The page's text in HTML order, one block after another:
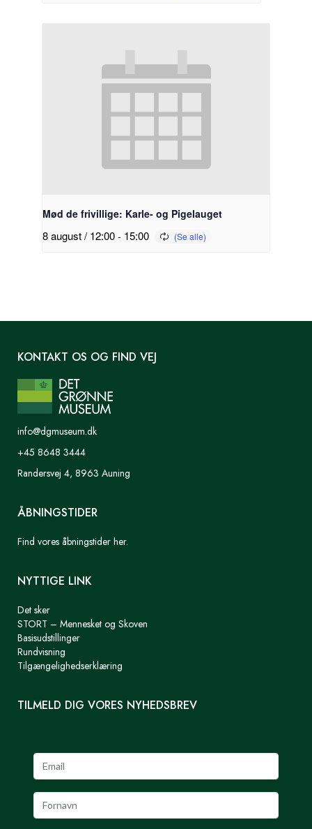
Mød de frivillige: Karle- og Pigelauget
8 august / 12:00- 15:00
KONTAKT OS OG FIND VEJ
info@dgmuseum.dk
+45 8648 3444
Randersvej 4, 8963 Auning
ÅBNINGSTIDER
Find vores åbningstider her.
NYTTIGE LINK
Det sker
STORT – Mennesket og Skoven
Basisudstillinger
Rundvisning
Tilgængelighedserklæring
TILMELD DIG VORES NYHEDSBREV